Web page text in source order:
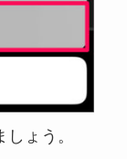
ょう。